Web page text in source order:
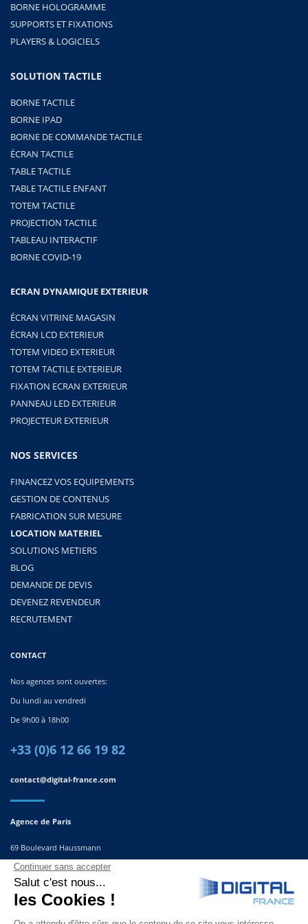
BORNE HOLOGRAMME
SUPPORTS ET FIXATIONS
PLAYERS & LOGICIELS
SOLUTION TACTILE
BORNE TACTILE
BORNE IPAD
BORNE DE COMMANDE TACTILE
ÉCRAN TACTILE
TABLE TACTILE
TABLE TACTILE ENFANT
TOTEM TACTILE
PROJECTION TACTILE
TABLEAU INTERACTIF
BORNE COVID-19
ECRAN DYNAMIQUE EXTERIEUR
ÉCRAN VITRINE MAGASIN
ÉCRAN LCD EXTERIEUR
TOTEM VIDEO EXTERIEUR
TOTEM TACTILE EXTERIEUR
FIXATION ECRAN EXTERIEUR
PANNEAU LED EXTERIEUR
PROJECTEUR EXTERIEUR
NOS SERVICES
FINANCEZ VOS EQUIPEMENTS
GESTION DE CONTENUS
FABRICATION SUR MESURE
LOCATION MATERIEL
SOLUTIONS METIERS
BLOG
DEMANDE DE DEVIS
DEVENEZ REVENDEUR
RECRUTEMENT
CONTACT
Nos agences sont ouvertes:
Du lundi au vendredi
De 9h00 à 18h00
+33 (0)6 12 66 19 82
contact@digital-france.com
Agence de Paris
69 Boulevard Haussmann
75008, Paris
France
Agence du Sud-Est